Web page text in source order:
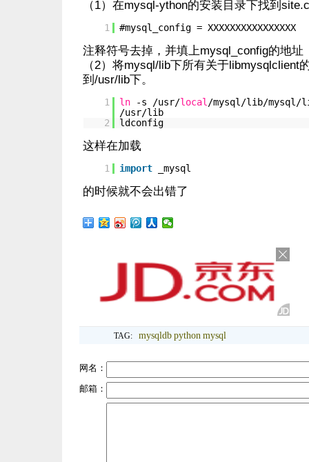
（1）在mysql-ython的安装目录下找到
1 #mysql_config = XXXXXXXXXXXXXXXX
注释符号去掉，并填上mysql_config的地址
（2）将mysql/lib下所有关于libmysqlclient
到/usr/lib下。
1 ln -s /usr/local /mysql/lib/mysql/
/usr/lib
2
ldconfig
这样在加载
1 import _mysql
的时候就不会出错了
TAG: mysqldb python mysql
网名：
邮箱：